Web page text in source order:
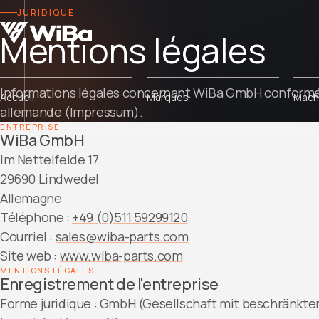
Accueil Marques
JURIDIQUE
Mentions légales
Informations légales concernant WiBa GmbH
allemande (Impressum).
ENTREPRISE
WiBa GmbH
Im Nettelfelde 17
29690 Lindwedel
Allemagne
Téléphone : +49 (0)511 59299120
Courriel : sales@wiba-parts.com
Site web : www.wiba-parts.com
MENTIONS LÉGALES
Enregistrement de l'entreprise
Forme juridique : GmbH (Gesellschaft mit